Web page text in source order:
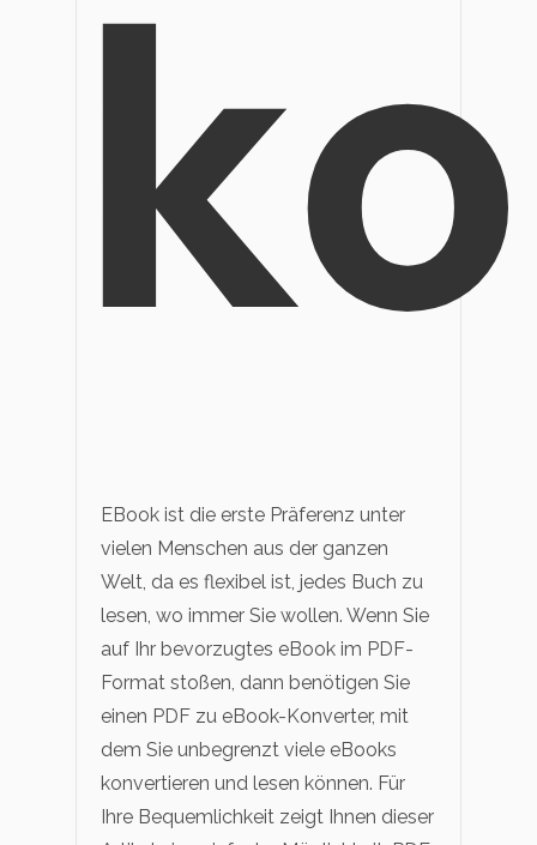
EBook ist die erste Präferenz unter
vielen Menschen aus der ganzen
Welt, da es flexibel ist, jedes Buch zu
lesen, wo immer Sie wollen. Wenn Sie
auf Ihr bevorzugtes eBook im PDF-
Format stoßen, dann benötigen Sie
einen PDF zu eBook-Konverter, mit
dem Sie unbegrenzt viele eBooks
konvertieren und lesen können. Für
Ihre Bequemlichkeit zeigt Ihnen dieser